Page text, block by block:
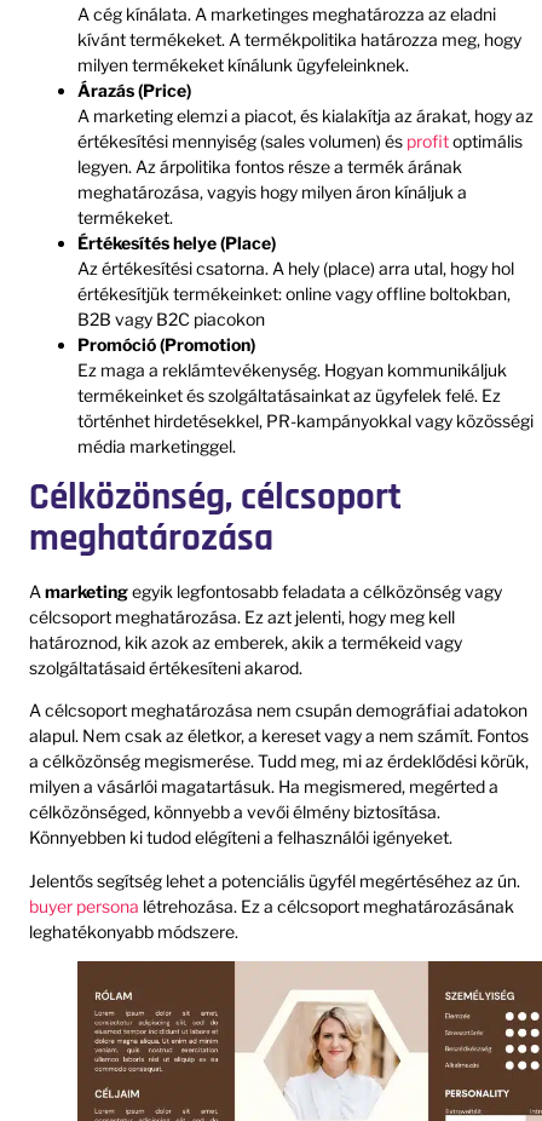
A cég kínálata. A marketinges meghatározza az eladni
kívánt termékeket. A termékpolitika határozza meg, hogy
milyen termékeket kínálunk ügyfeleinknek.
Árazás (Price)
A marketing elemzi a piacot, és kialakítja az árakat, hogy az
értékesítési mennyiség (sales volumen) és profitoptimális
legyen. Az árpolitika fontos része a termék árának
meghatározása, vagyis hogy milyen áron kínáljuk a
termékeket.
Értékesítés helye (Place)
Az értékesítési csatorna. A hely (place) arra utal, hogy hol
értékesítjük termékeinket: online vagy offline boltokban,
B2B vagy B2C piacokon
Promóció (Promotion)
Ez maga a reklámtevékenység. Hogyan kommunikáljuk
termékeinket és szolgáltatásainkat az ügyfelek felé. Ez
történhet hirdetésekkel, PR-kampányokkal vagy közösségi
média marketinggel.
Célközönség, célcsoport
meghatározása
Amarketingegyik legfontosabb feladata a célközönség vagy
célcsoport meghatározása. Ez azt jelenti, hogy meg kell
határoznod, kik azok az emberek, akik a termékeid vagy
szolgáltatásaid értékesíteni akarod.
A célcsoport meghatározása nem csupán demográfiai adatokon
alapul. Nem csak az életkor, a kereset vagy a nem számít. Fontos
a célközönség megismerése. Tudd meg, mi az érdeklődési körük,
milyen a vásárlói magatartásuk. Ha megismered, megérted a
célközönséged, könnyebb a vevői élmény biztosítása.
Könnyebben ki tudod elégíteni a felhasználói igényeket.
Jelentős segítség lehet a potenciális ügyfél megértéséhez az ún.
buyer persona létrehozása. Ez a célcsoport meghatározásának
leghatékonyabb módszere.